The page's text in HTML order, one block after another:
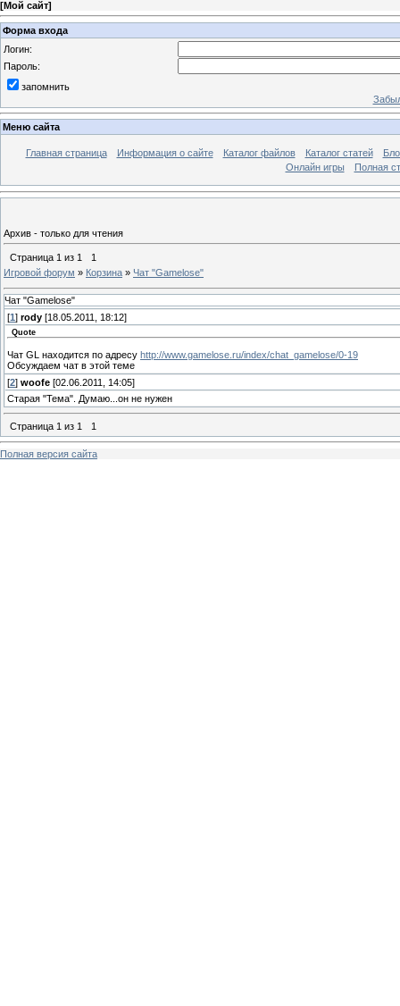
[Мой сайт]
Форма входа
Логин:
Пароль:
запомнить
Меню сайта
Главная страница Информация о сайте Каталог файлов Каталог статей
Онлайн игры
Полная
Архив - только для чтения
Страница 1 из 1
1
Игровой форум » Корзина » Чат "Gamelose"
Чат "Gamelose"
[1 ] rody [18.05.2011, 18:12]
Quote
Чат GL находится по адресу http://www.gamelose.ru/index/chat_gamelose/0-19
Обсуждаем чат в этой теме
[2] woofe [02.06.2011, 14:05]
Старая "Тема". Думаю...он не нужен
Страница 1 из 1 1
Полная версия сайта